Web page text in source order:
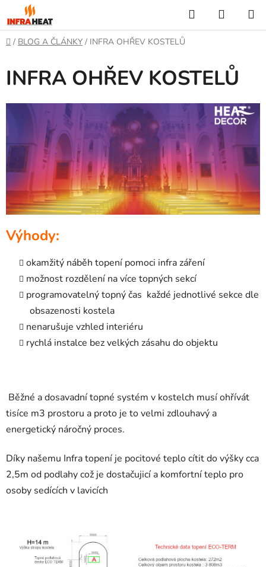
na
obsah
Hledat
KOŠÍK
Domů
/ BLOG A ČLÁNKY / INFRA OHŘEV KOSTELŮ
INFRA OHŘEV KOSTELŮ
Výhody:
okamžitý náběh topení pomoci infra záření
možnost rozdělení na více topných sekcí
programovatelný topný čas každé jednotlivé sekce dle
obsazenosti kostela
nenarušuje vzhled interiéru
rychlá instalce bez velkých zásahu do objektu
Běžné a dosavadní topné systém v kostelch musí ohřívát
tisíce m3 prostoru a proto je to velmi zdlouhavý a
energetický náročný proces.
Díky našemu Infra topení je pocitové teplo cítit do výšky cca
2,5m od podlahy což je dostačujicí a komfortní teplo pro
osoby sedících v lavicích